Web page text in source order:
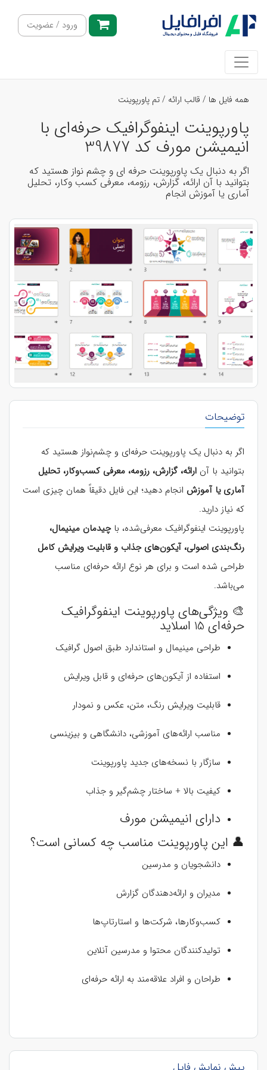
ورود / عضویت
همه فایل ها / قالب ارائه /تم پاورپوینت
پاورپوینت اینفوگرافیک حرفه‌ای با
انیمیشن مورف کد 39877
اگر به دنبال یک پاورپوینت حرفه ای و چشم نواز هستید که
بتوانید با آن ارائه، گزارش، رزومه، معرفی کسب وکار، تحلیل
آماری یا آموزش انجام
توضیحات
اگر به دنبال یک پاورپوینت حرفه‌ای و چشم‌نواز هستید که
بتوانید با آن ارائه، گزارش، رزومه، معرفی کسب‌وکار، تحلیل
آماری یا آموزش انجام دهید؛ این فایل دقیقاً همان چیزی است
که نیاز دارید.
پاورپوینت اینفوگرافیک معرفی‌شده، باچیدمان مینیمال،
رنگ‌بندی اصولی، آیکون‌های جذاب و قابلیت ویرایش کامل
طراحی شده است و برای هر نوع ارائه حرفه‌ای مناسب
می‌باشد.
🎨 ویژگی‌های پاورپوینت اینفوگرافیک
حرفه‌ای 15 اسلاید
طراحی مینیمال و استاندارد طبق اصول گرافیک
استفاده از آیکون‌های حرفه‌ای و قابل ویرایش
قابلیت ویرایش رنگ، متن، عکس و نمودار
مناسب ارائه‌های آموزشی، دانشگاهی و بیزینسی
سازگار با نسخه‌های جدید پاورپوینت
کیفیت بالا + ساختار چشم‌گیر و جذاب
دارای انیمیشن مورف
👤 این پاورپوینت مناسب چه کسانی است؟
دانشجویان و مدرسین
مدیران و ارائه‌دهندگان گزارش
کسب‌وکارها، شرکت‌ها و استارتاپ‌ها
تولیدکنندگان محتوا و مدرسین آنلاین
طراحان و افراد علاقه‌مند به ارائه حرفه‌ای